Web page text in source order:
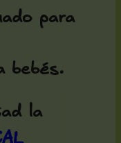
para
bebés.
la